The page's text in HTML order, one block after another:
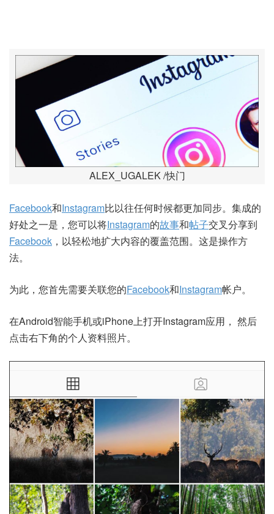
ALEX_UGALEK /快门
Facebook和Instagram比以往任何时候都更加同步。集成的
好处之一是，您可以将Instagram的故事和帖子交叉分享到
Facebook ，以轻松地扩大内容的覆盖范围。这是操作方
法。
为此，您首先需要关联您的Facebook和Instagram帐户。
在Android智能手机或iPhone上打开Instagram应用， 然后
点击右下角的个人资料照片。